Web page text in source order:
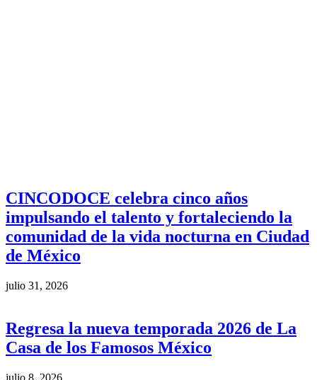
CINCODOCE celebra cinco años
impulsando el talento y fortaleciendo la
comunidad de la vida nocturna en Ciudad
de México
julio 31, 2026
Regresa la nueva temporada 2026 de La
Casa de los Famosos México
julio 8, 2026